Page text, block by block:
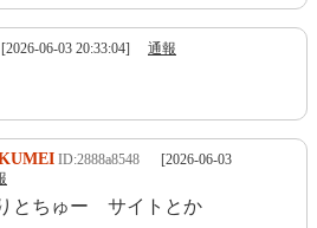
[2026-06-03 20:33:04] 通報
ID:2888a8548
[2026-06-03
とちゅー サイトとか